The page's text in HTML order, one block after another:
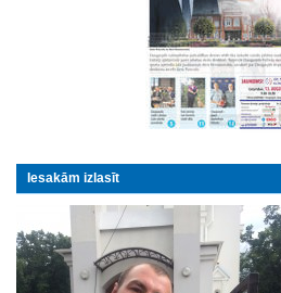
Iesakām izlasīt